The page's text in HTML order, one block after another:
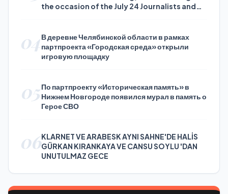
the occasion of the July 24 Journalists and
04В деревне Челябинской области в рамках
партпроекта «Городская среда» открыли
игровую площадку
05По партпроекту «Историческая память» в
Нижнем Новгороде появился мурал в память о
Герое СВО
06KLARNET VE ARABESK AYNI SAHNE'DE HALİS
GÜRKAN KIRANKAYA VE CANSU SOYLU 'DAN
UNUTULMAZ GECE